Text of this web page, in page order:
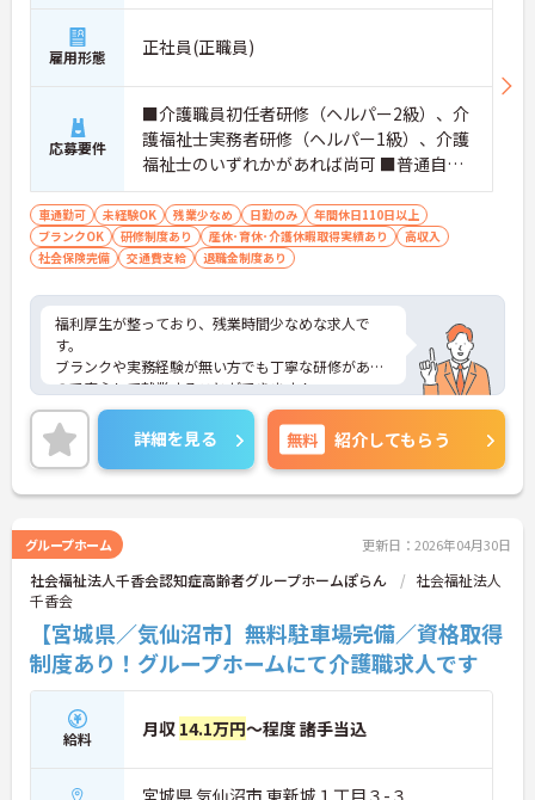
雇用形態 正社員(正職員)
応募要件
■介護職員初任者研修（ヘルパー2級）、介
護福祉士実務者研修（ヘルパー1級）、介護
福祉士のいずれかがあれば尚可 ■普通自動
車運転免許（AT車限定可） ※未経験相談可
車通勤可 未経験OK 残業少なめ 日勤のみ
年間休日110日以上
ブランクOK
研修制度あり 産休･育休･介護休暇取得実績あり
高収入
社会保険完備
交通費支給 退職金制度あり
福利厚生が整っており、残業時間少なめな求人で
す。
ブランクや実務経験が無い方でも丁寧な研修がある
ので安心して就業することができます！
またUターン・Iターンの希望者も歓迎しておりま
す。
ご興味ある方には、面接対策ポイントなど、さらに
詳細をお話しいたしますのでお気軽にご相談くださ
い！
詳細を見る 無料 紹介してもらう
グループホーム 更新日：2026年04月30日
社会福祉法人千香会認知症高齢者グループホームぽらん
社会福祉法人
千香会
【宮城県／気仙沼市】無料駐車場完備／資格取得
制度あり！グループホームにて介護職求人です
給料 月収 14.1万円～程度 諸手当込